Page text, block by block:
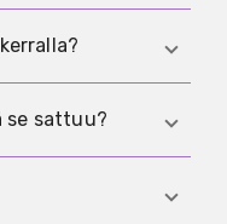
toiset
Jos keho on
se sattuu?
nopea tahti ja